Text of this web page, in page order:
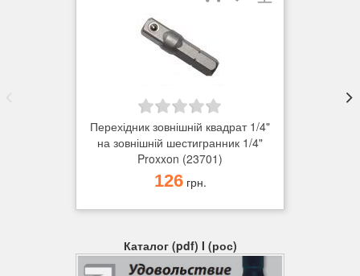
Перехідник зовнішній квадрат 1/4"
на зовнішній шестигранник 1/4"
Proxxon (23701)
126грн.
Каталог (pdf) I (рос)